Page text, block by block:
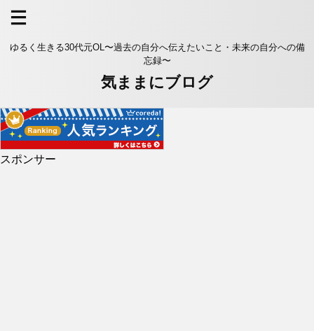
ゆるく生きる30代元OL〜過去の自分へ伝えたいこと・未来の自分への備
忘録〜
気ままにブログ
スポンサー